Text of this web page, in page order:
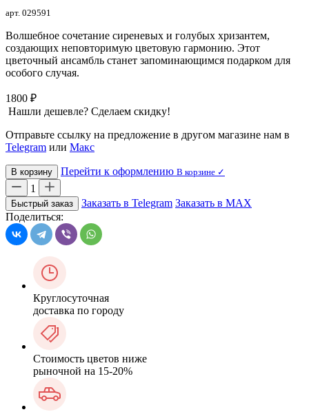
арт. 029591
Волшебное сочетание сиреневых и голубых хризантем,
создающих неповторимую цветовую гармонию. Этот
цветочный ансамбль станет запоминающимся подарком для
особого случая.
1800 ₽
Нашли дешевле? Сделаем скидку!
Отправьте ссылку на предложение в другом магазине нам в
Telegram или Макс
В корзину Перейти к оформлению В корзине ✓
1
Быстрый заказ Заказать в Telegram Заказать в MAX
Поделиться:
Круглосуточная
доставка по городу
Стоимость цветов ниже
рыночной на 15-20%